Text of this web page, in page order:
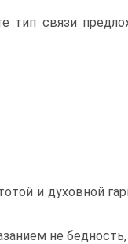
тип связи
и духовной
не бедность,